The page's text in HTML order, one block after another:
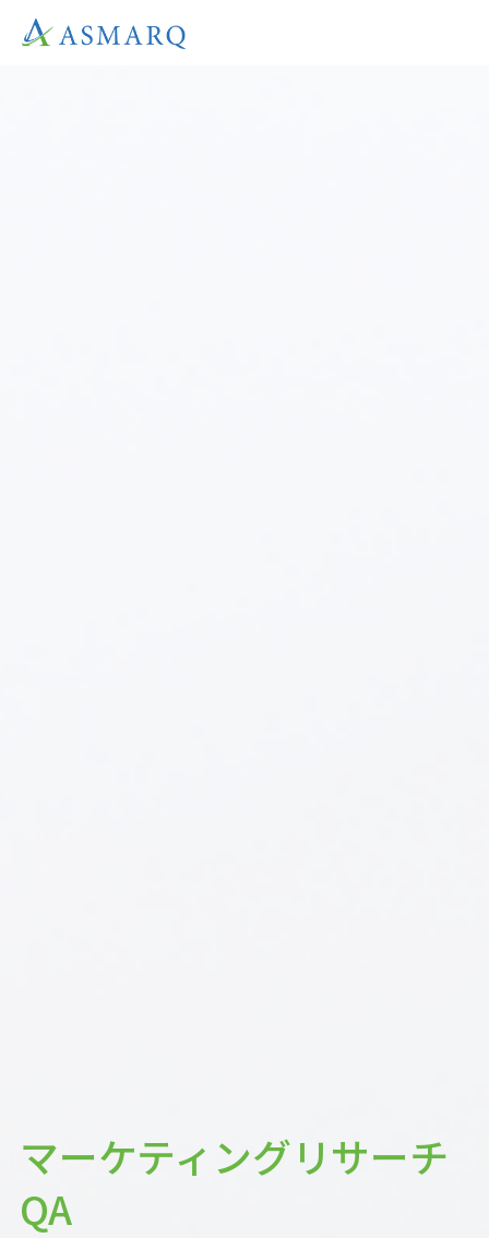
マーケティングリサーチ
QA